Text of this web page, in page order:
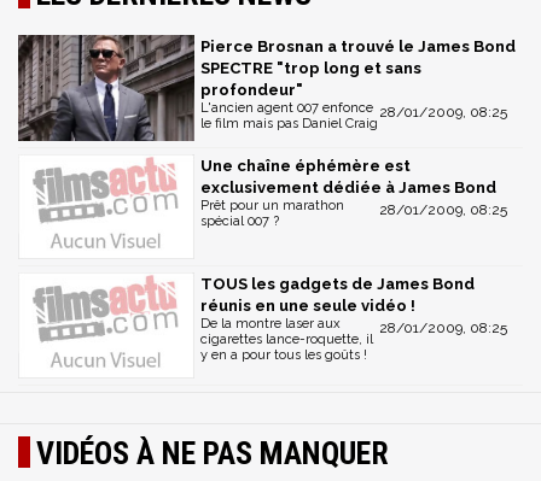
Pierce Brosnan a trouvé le James Bond
SPECTRE "trop long et sans
profondeur"
28/01/2009, 08:25
L'ancien agent 007 enfonce
le film mais pas Daniel Craig
Une chaîne éphémère est
exclusivement dédiée à James Bond
28/01/2009, 08:25
Prêt pour un marathon
spécial 007 ?
TOUS les gadgets de James Bond
réunis en une seule vidéo !
28/01/2009, 08:25
De la montre laser aux
cigarettes lance-roquette, il
y en a pour tous les goûts !
VIDÉOS À NE PAS MANQUER